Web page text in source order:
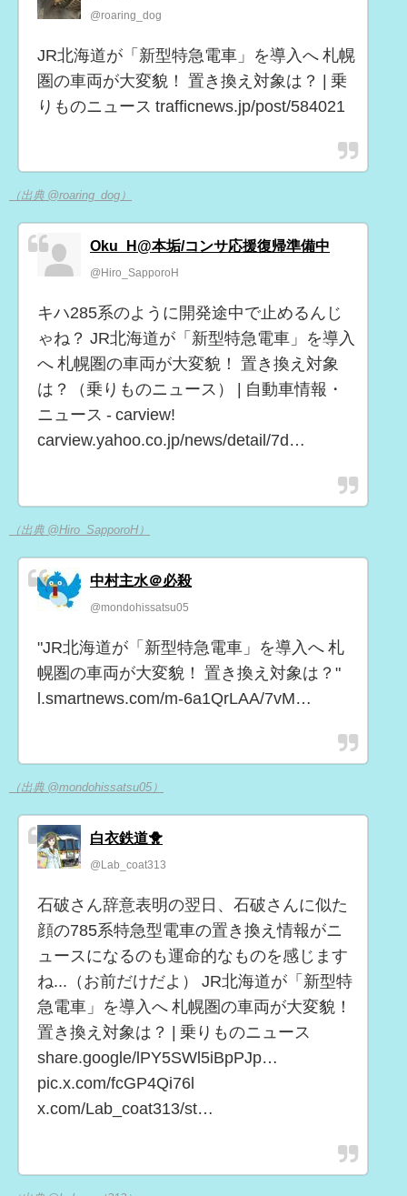
@roaring_dog
JR北海道が「新型特急電車」を導入へ 札幌
圏の車両が大変貌！ 置き換え対象は？ | 乗
りものニュース trafficnews.jp/post/584021
（出典 @roaring_dog）
Oku_H@本垢/コンサ応援復帰準備中
@Hiro_SapporoH
キハ285系のように開発途中で止めるんじ
ゃね？ JR北海道が「新型特急電車」を導入
へ 札幌圏の車両が大変貌！ 置き換え対象
は？（乗りものニュース） | 自動車情報・
ニュース - carview!
carview.yahoo.co.jp/news/detail/7d…
（出典 @Hiro_SapporoH）
中村主水＠必殺
@mondohissatsu05
"JR北海道が「新型特急電車」を導入へ 札
幌圏の車両が大変貌！ 置き換え対象は？"
l.smartnews.com/m-6a1QrLAA/7vM…
（出典 @mondohissatsu05）
白衣鉄道🐥
@Lab_coat313
石破さん辞意表明の翌日、石破さんに似た
顔の785系特急型電車の置き換え情報がニ
ュースになるのも運命的なものを感じます
ね...（お前だけだよ） JR北海道が「新型特
急電車」を導入へ 札幌圏の車両が大変貌！
置き換え対象は？ | 乗りものニュース
share.google/lPY5SWl5iBpPJp…
pic.x.com/fcGP4Qi76l
x.com/Lab_coat313/st…